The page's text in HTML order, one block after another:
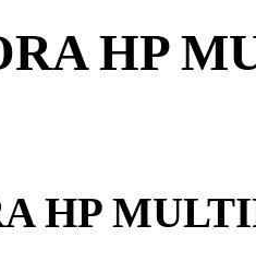
HP
HP